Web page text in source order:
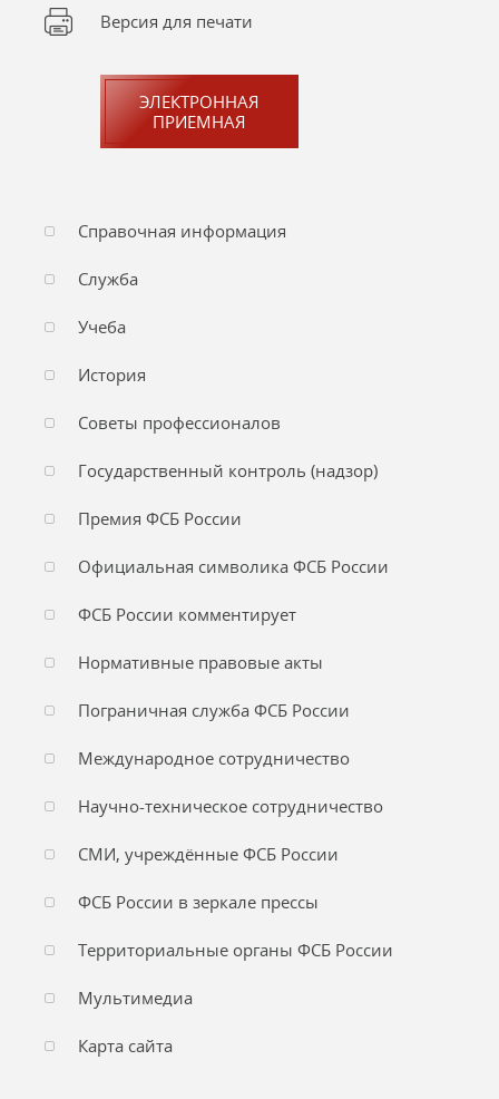
Версия для печати
ЭЛЕКТРОННАЯ
ПРИЕМНАЯ
Справочная информация
Служба
Учеба
История
Советы профессионалов
Государственный контроль (надзор)
Премия ФСБ России
Официальная символика ФСБ России
ФСБ России комментирует
Нормативные правовые акты
Пограничная служба ФСБ России
Международное сотрудничество
Научно-техническое сотрудничество
СМИ, учреждённые ФСБ России
ФСБ России в зеркале прессы
Территориальные органы ФСБ России
Мультимедиа
Карта сайта